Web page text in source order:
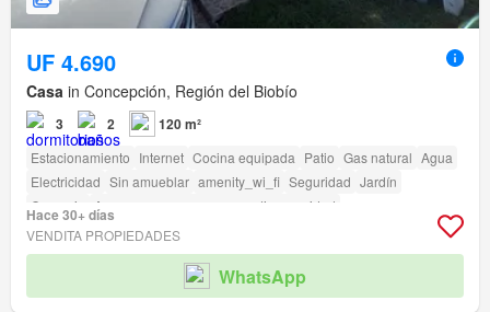
UF 4.690
Casa in Concepción, Región del Biobío
3 2 120 m²
Estacionamiento Internet Cocina equipada Patio Gas natural Agua
Electricidad Sin amueblar amenity_wi_fi Seguridad Jardín
Conserje
Acceso para personas con discapacidad
Hace 30+ días
VENDITA PROPIEDADES
WhatsApp